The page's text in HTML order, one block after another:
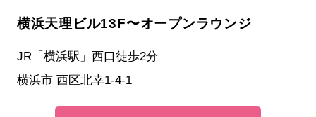
横浜天理ビル13F〜オープンラウンジ
JR「横浜駅」西口徒歩2分
横浜市 西区北幸1-4-1